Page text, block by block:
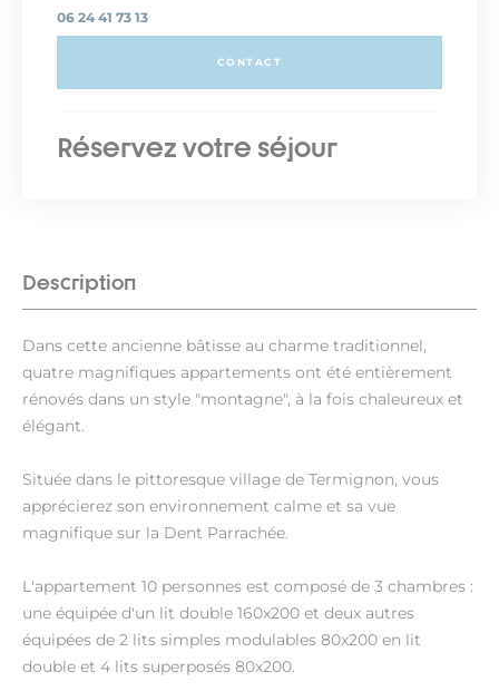
Description
Dans cette ancienne bâtisse au charme traditionnel,
quatre magnifiques appartements ont été entièrement
rénovés dans un style "montagne", à la fois chaleureux et
élégant.
Située dans le pittoresque village de Termignon, vous
apprécierez son environnement calme et sa vue
magnifique sur la Dent Parrachée.
L'appartement 10 personnes est composé de 3 chambres :
une équipée d'un lit double 160x200 et deux autres
équipées de 2 lits simples modulables 80x200 en lit
double et 4 lits superposés 80x200.
06 24 41 73 13
CONTACT
Réservez votre séjour